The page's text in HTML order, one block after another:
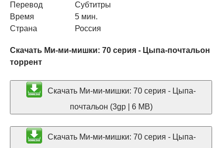
Перевод
Субтитры
Время
5 мин.
Страна
Россия
Скачать Ми-ми-мишки: 70 серия - Цыпа-почтальон
торрент
Скачать Ми-ми-мишки: 70 серия - Цыпа-
почтальон (3gp | 6 MB)
Скачать Ми-ми-мишки: 70 серия - Цыпа-